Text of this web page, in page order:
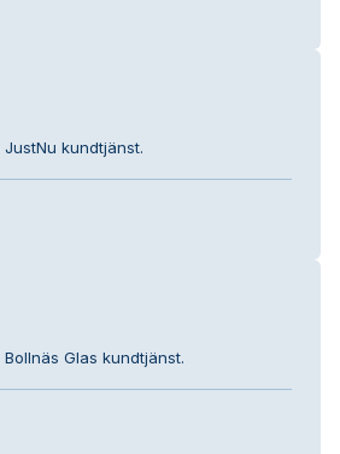
kundtjänst.
Glas kundtjänst.